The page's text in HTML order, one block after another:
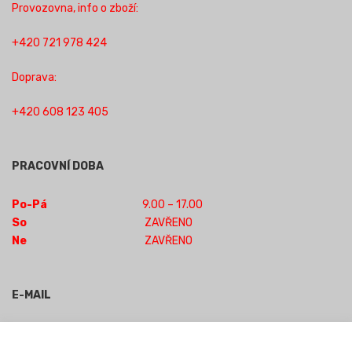
Provozovna, info o zboží:
+420 721 978 424
Doprava:
+420 608 123 405
PRACOVNÍ DOBA
Po-Pá
9.00 – 17.00
So
ZAVŘENO
Ne
ZAVŘENO
E-MAIL